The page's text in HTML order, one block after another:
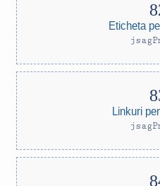
Eticheta
Linkuri